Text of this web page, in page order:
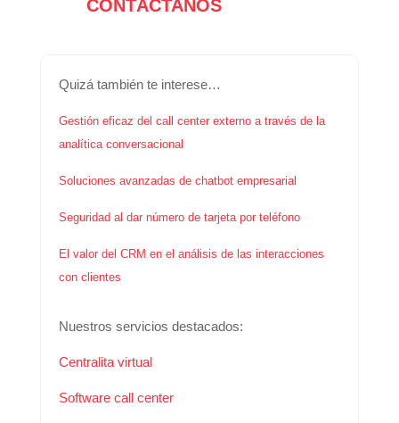
CONTÁCTANOS
Quizá también te interese…
Gestión eficaz del call center externo a través de la
analítica conversacional
Soluciones avanzadas de chatbot empresarial
Seguridad al dar número de tarjeta por teléfono
El valor del CRM en el análisis de las interacciones
con clientes
Nuestros servicios destacados:
Centralita virtual
Software call center